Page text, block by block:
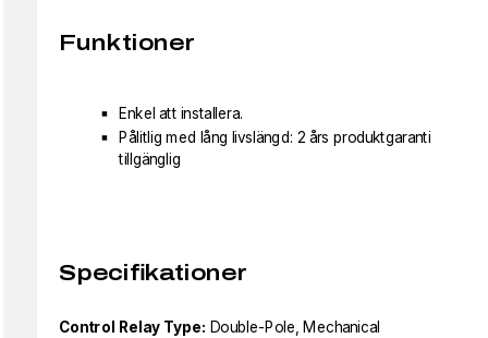
Funktioner
Enkel att installera.
Pålitlig med lång livslängd: 2 års produktgaranti
tillgänglig
Specifikationer
Control Relay Type: Double-Pole, Mechanical